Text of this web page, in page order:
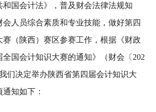
和国会计法》，普及财会法律法规知
人员综合素质和专业技能，做好第四
赛（陕西）赛区参赛工作，根据《财政
国会计知识大赛的通知》（财会〔202
们决定举办陕西省第四届会计知识大
知如下：